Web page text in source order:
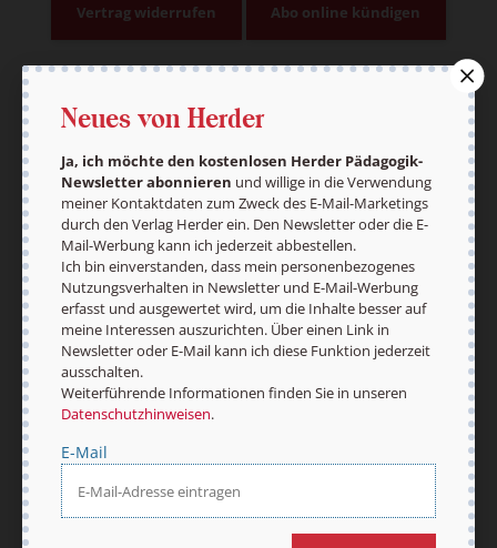
Vertrag widerrufen Abo online kündigen
Nach oben
Neues von Herder
Ja, ich möchte den kostenlosen Herder Pädagogik-
Newsletter abonnieren und willige in die Verwendung
meiner Kontaktdaten zum Zweck des E-Mail-Marketings
durch den Verlag Herder ein. Den Newsletter oder die E-
Mail-Werbung kann ich jederzeit abbestellen.
Ich bin einverstanden, dass mein personenbezogenes
Nutzungsverhalten in Newsletter und E-Mail-Werbung
erfasst und ausgewertet wird, um die Inhalte besser auf
meine Interessen auszurichten. Über einen Link in
Newsletter oder E-Mail kann ich diese Funktion jederzeit
ausschalten.
Weiterführende Informationen finden Sie in unseren
Datenschutzhinweisen.
E-Mail